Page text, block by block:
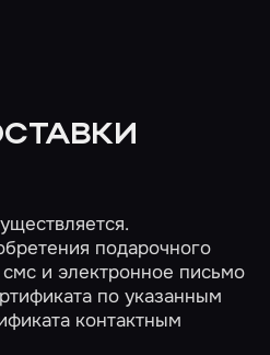
подарочного
смс и электронное письмо
по указанным
контактным